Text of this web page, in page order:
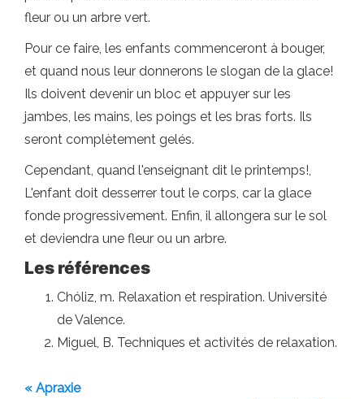
fleur ou un arbre vert.
Pour ce faire, les enfants commenceront à bouger,
et quand nous leur donnerons le slogan de la glace!
Ils doivent devenir un bloc et appuyer sur les
jambes, les mains, les poings et les bras forts. Ils
seront complètement gelés.
Cependant, quand l'enseignant dit le printemps!,
L'enfant doit desserrer tout le corps, car la glace
fonde progressivement. Enfin, il allongera sur le sol
et deviendra une fleur ou un arbre.
Les références
Chóliz, m. Relaxation et respiration. Université
de Valence.
Miguel, B. Techniques et activités de relaxation.
« Apraxie